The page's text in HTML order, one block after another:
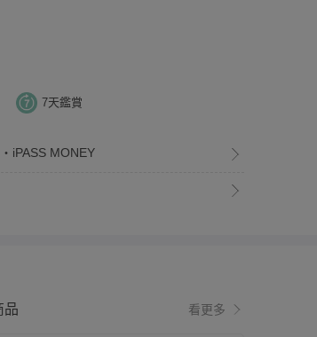
7天鑑賞
iPASS MONEY
品 看更多